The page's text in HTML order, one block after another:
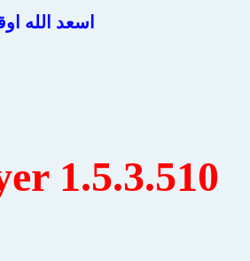
اسعد الله
1.5.3.510